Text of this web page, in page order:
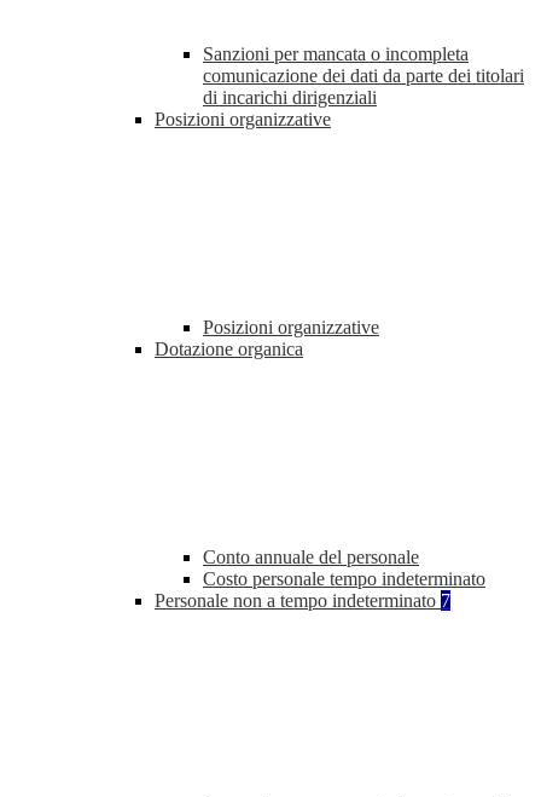
Sanzioni per mancata o incompleta
comunicazione dei dati da parte dei titolari
di incarichi dirigenziali
Posizioni organizzative
Posizioni organizzative
Dotazione organica
Conto annuale del personale
Costo personale tempo indeterminato
Personale non a tempo indeterminato 7